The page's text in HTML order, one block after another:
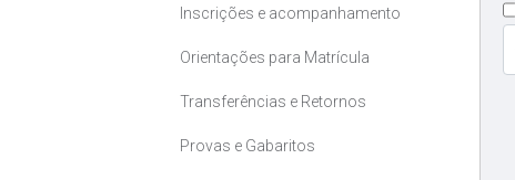
Inscrições e acompanhamento
Orientações para Matrícula
Transferências e Retornos
Provas e Gabaritos